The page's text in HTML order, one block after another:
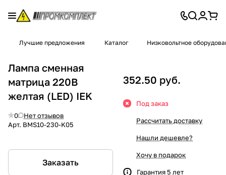
Лучшие предложения Каталог Низковольтное
Лампа сменная
матрица 220В
желтая (LED) IEK
0
Нет отзывов
Арт. BMS10-230-K05
Заказать
352.50 руб.
Под заказ
Рассчитать доставку
Нашли дешевле?
Хочу в подарок
Гарантия 5 лет